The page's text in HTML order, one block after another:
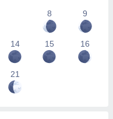
8
9
14 15 16
21